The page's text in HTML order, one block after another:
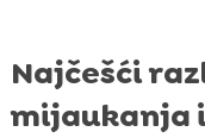
Najčešći
mijaukanja i